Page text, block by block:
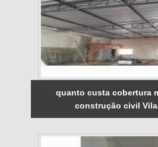
quanto custa cobertura
construção civil